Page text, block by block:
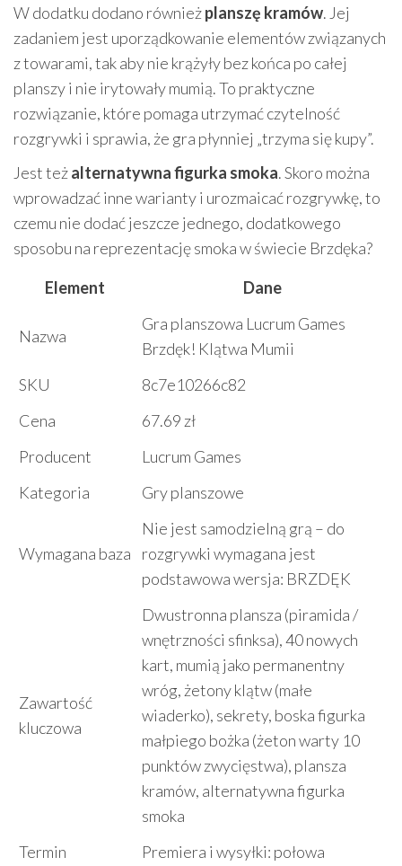
W dodatku dodano równieżplanszę kramów. Jej
zadaniem jest uporządkowanie elementów związanych
z towarami, tak aby nie krążyły bez końca po całej
planszy i nie irytowały mumią. To praktyczne
rozwiązanie, które pomaga utrzymać czytelność
rozgrywki i sprawia, że gra płynniej „trzyma się kupy”.
Jest teżalternatywna figurka smoka. Skoro można
wprowadzać inne warianty i urozmaicać rozgrywkę, to
czemu nie dodać jeszcze jednego, dodatkowego
sposobu na reprezentację smoka w świecie Brzdęka?
Element
Dane
Nazwa
Gra planszowa Lucrum Games
Brzdęk! Klątwa Mumii
SKU
8c7e10266c82
Cena
67.69 zł
Producent
Lucrum Games
Kategoria
Gry planszowe
Wymagana baza
Nie jest samodzielną grą – do
rozgrywki wymagana jest
podstawowa wersja: BRZDĘK
Zawartość
kluczowa
Dwustronna plansza (piramida /
wnętrzności sfinksa), 40 nowych
kart, mumią jako permanentny
wróg, żetony klątw (małe
wiaderko), sekrety, boska figurka
małpiego bożka (żeton warty 10
punktów zwycięstwa), plansza
kramów, alternatywna figurka
smoka
Termin
Premiera i wysyłki: połowa